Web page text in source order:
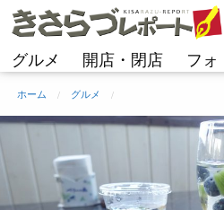
コ
ン
ン
へ
キ
プ
グルメ 開店・閉店 フォ
ホーム グルメ